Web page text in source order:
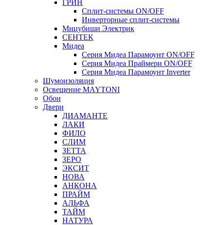
ГРИН
Сплит-системы ON/OFF
Инверторные сплит-системы
Мицубиши Электрик
СЕНТЕК
Мидеа
Серия Мидеа Парамоунт ON/OFF
Серия Мидеа Праймери ON/OFF
Серия Мидеа Парамоунт Inverter
Шумоизоляция
Освещение MAYTONI
Обои
Двери
ДИАМАНТЕ
ЛАКИ
ФИЛО
СЛИМ
ЗЕТТА
ЗЕРО
ЭКСИТ
НОВА
АНКОНА
ПРАЙМ
АЛЬФА
ТАЙМ
НАТУРА